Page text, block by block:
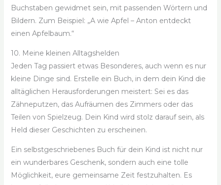
Buchstaben gewidmet sein, mit passenden Wörtern und
Bildern. Zum Beispiel: „A wie Apfel – Anton entdeckt
einen Apfelbaum.“
10. Meine kleinen Alltagshelden
Jeden Tag passiert etwas Besonderes, auch wenn es nur
kleine Dinge sind. Erstelle ein Buch, in dem dein Kind die
alltäglichen Herausforderungen meistert: Sei es das
Zähneputzen, das Aufräumen des Zimmers oder das
Teilen von Spielzeug. Dein Kind wird stolz darauf sein, als
Held dieser Geschichten zu erscheinen.
Ein selbstgeschriebenes Buch für dein Kind ist nicht nur
ein wunderbares Geschenk, sondern auch eine tolle
Möglichkeit, eure gemeinsame Zeit festzuhalten. Es